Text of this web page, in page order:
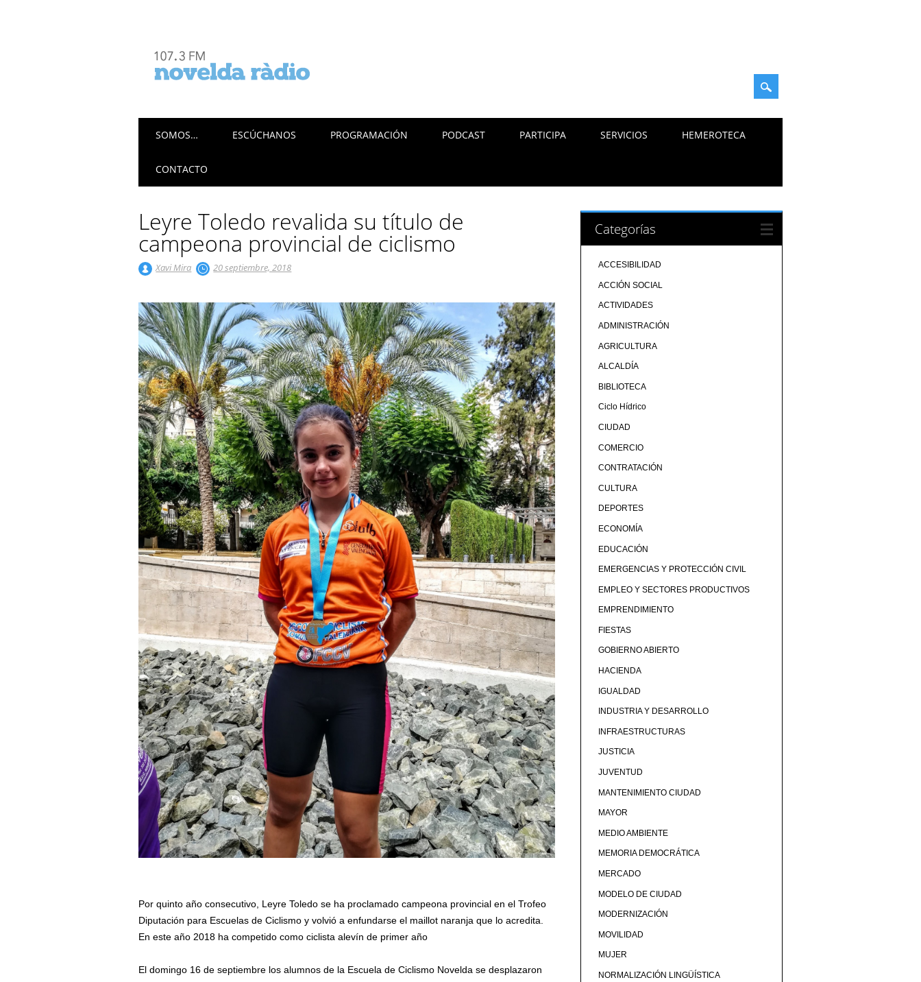
Menú principal
SOMOS… ESCÚCHANOS PROGRAMACIÓN PODCAST PARTICIPA SERVICIOS HEMEROTECA
CONTACTO
Leyre Toledo revalida su título de
campeona provincial de ciclismo
Xavi Mira 20 septiembre, 2018
Por quinto año consecutivo, Leyre Toledo se ha proclamado campeona provincial en el Trofeo
Diputación para Escuelas de Ciclismo y volvió a enfundarse el maillot naranja que lo acredita.
En este año 2018 ha competido como ciclista alevín de primer año
El domingo 16 de septiembre los alumnos de la Escuela de Ciclismo Novelda se desplazaron
Categorías
ACCESIBILIDAD
ACCIÓN SOCIAL
ACTIVIDADES
ADMINISTRACIÓN
AGRICULTURA
ALCALDÍA
BIBLIOTECA
Ciclo Hídrico
CIUDAD
COMERCIO
CONTRATACIÓN
CULTURA
DEPORTES
ECONOMÍA
EDUCACIÓN
EMERGENCIAS Y PROTECCIÓN CIVIL
EMPLEO Y SECTORES PRODUCTIVOS
EMPRENDIMIENTO
FIESTAS
GOBIERNO ABIERTO
HACIENDA
IGUALDAD
INDUSTRIA Y DESARROLLO
INFRAESTRUCTURAS
JUSTICIA
JUVENTUD
MANTENIMIENTO CIUDAD
MAYOR
MEDIO AMBIENTE
MEMORIA DEMOCRÁTICA
MERCADO
MODELO DE CIUDAD
MODERNIZACIÓN
MOVILIDAD
MUJER
NORMALIZACIÓN LINGÜÍSTICA